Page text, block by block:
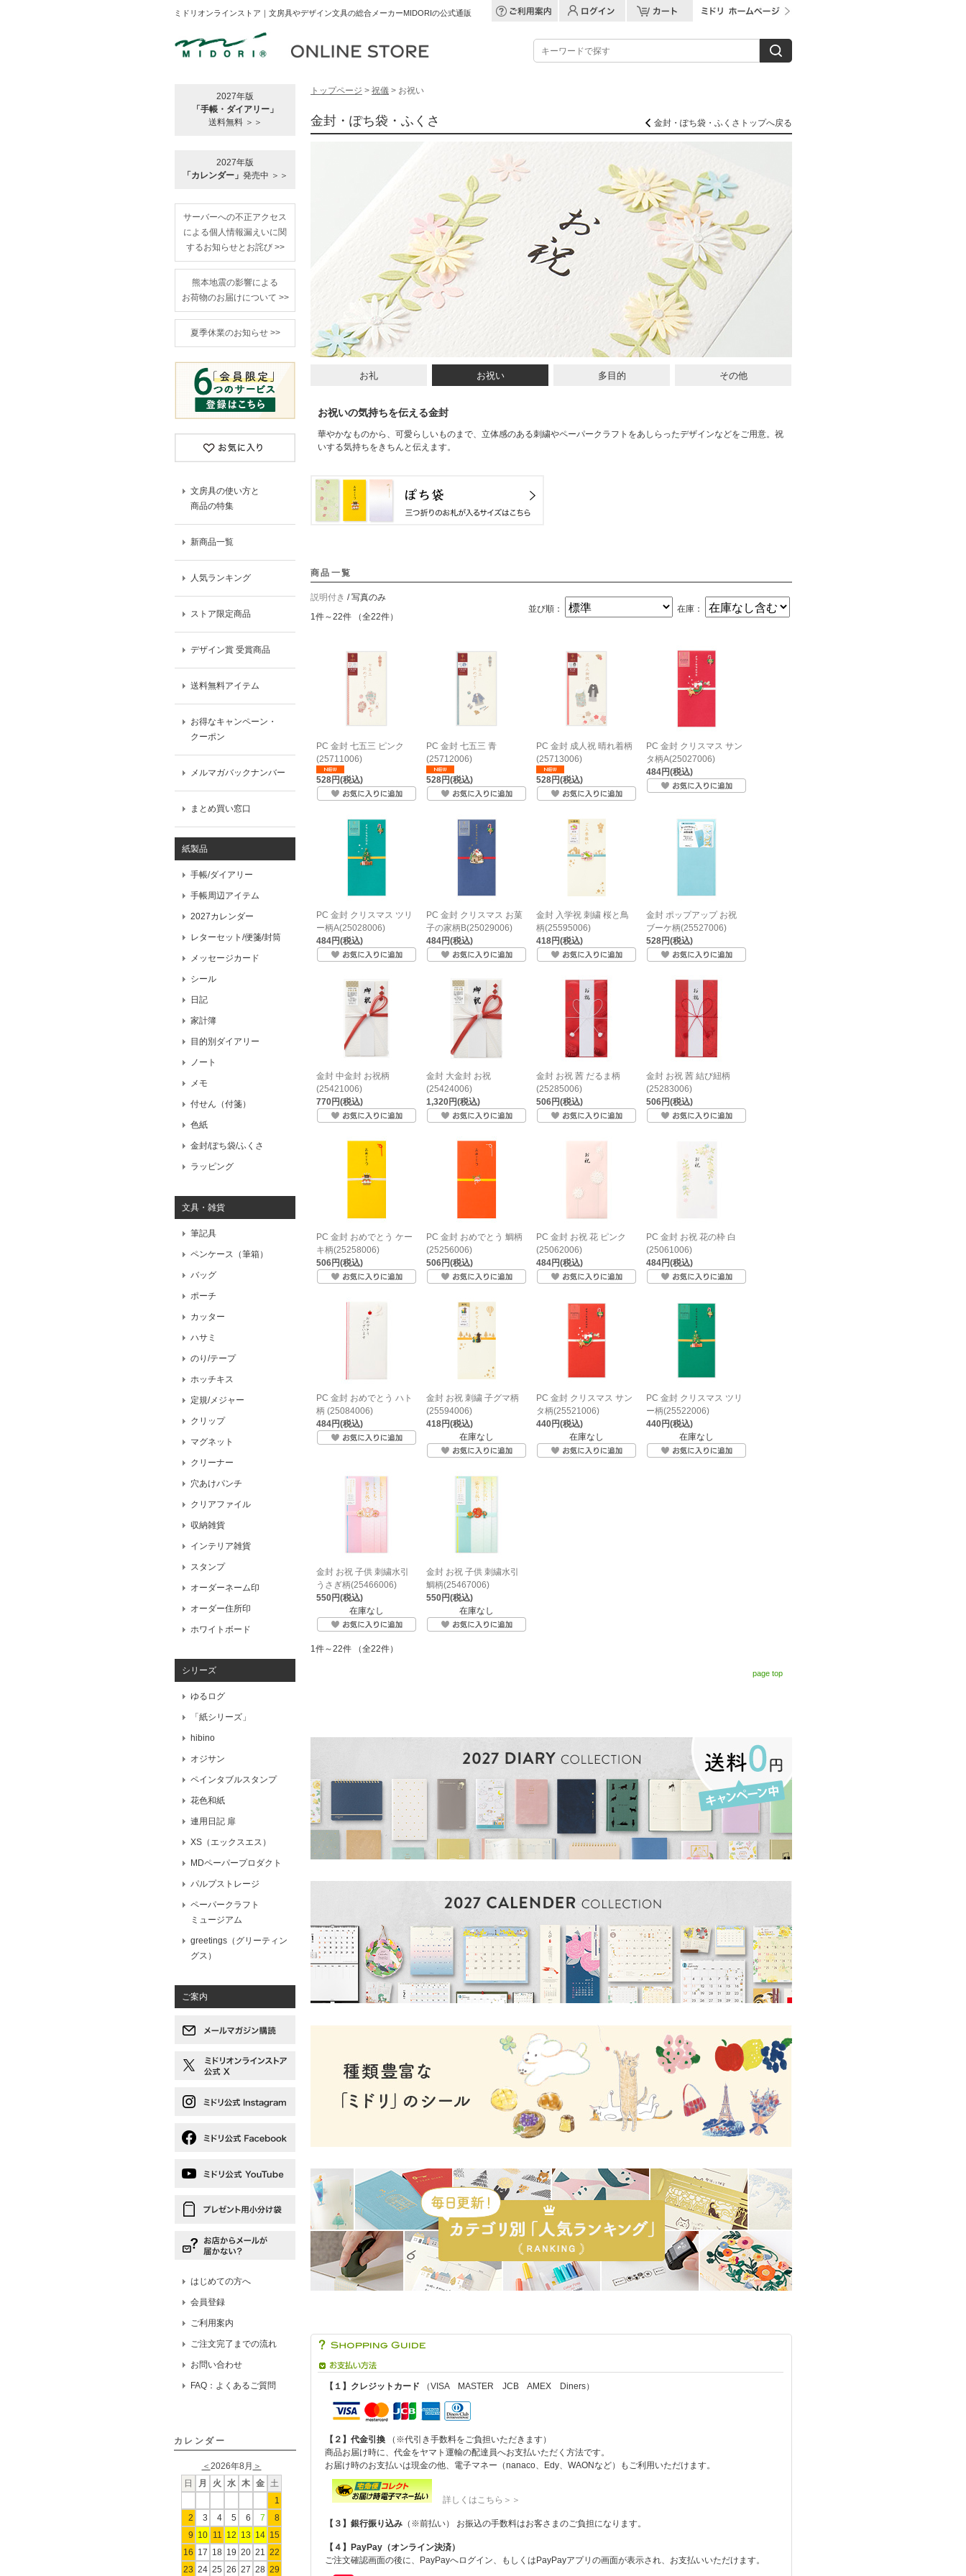
ミドリオンラインストア｜文房具やデザイン文具の総合メーカーMIDORIの公式通販
2027年版
「手帳・ダイアリー」
送料無料 ＞＞
2027年版
「カレンダー」 発売中 ＞＞
サーバーへの不正アクセス
による個人情報漏えいに関
するお知らせとお詫び >>
熊本地震の影響による
お荷物のお届けについて >>
夏季休業のお知らせ >>
文房具の使い方と
商品の特集
新商品一覧
人気ランキング
ストア限定商品
デザイン賞 受賞商品
送料無料アイテム
お得なキャンペーン・
クーポン
メルマガバックナンバー
まとめ買い窓口
紙製品
手帳/ダイアリー
手帳周辺アイテム
2027カレンダー
レターセット/便箋/封筒
メッセージカード
シール
日記
家計簿
目的別ダイアリー
ノート
メモ
付せん（付箋）
色紙
金封/ぽち袋/ふくさ
ラッピング
文具・雑貨
筆記具
ペンケース（筆箱）
バッグ
ポーチ
カッター
ハサミ
のり/テープ
ホッチキス
定規/メジャー
クリップ
マグネット
クリーナー
穴あけパンチ
クリアファイル
収納雑貨
インテリア雑貨
スタンプ
オーダーネーム印
オーダー住所印
ホワイトボード
シリーズ
ゆるログ
「紙シリーズ」
hibino
オジサン
ペインタブルスタンプ
花色和紙
連用日記 扉
XS（エックスエス）
MDペーパープロダクト
パルプストレージ
ペーパークラフト
ミュージアム
greetings（グリーティン
グス）
ご案内
はじめての方へ
会員登録
ご利用案内
ご注文完了までの流れ
お問い合わせ
FAQ：よくあるご質問
カレンダー
＜ 2026年8月 ＞
日
月 火 水 木 金
土
1
2
3 4 5 6 7
8
9 10 11 12 13 14 15
16 17 18 19 20 21
22
23 24 25 26 27 28 29
トップページ > 祝儀 > お祝い
金封・ぽち袋・ふくさ 金封・ぽち袋・ふくさトップへ戻る
お礼 お祝い 多目的 その他
お祝いの気持ちを伝える金封
華やかなものから、可愛らしいものまで、立体感のある刺繍やペーパークラフトをあしらったデザインなどをご用意。祝
いする気持ちをきちんと伝えます。
商品一覧
在庫：
並び順：
説明付き / 写真のみ
1件～22件 （全22件）
PC 金封 七五三 ピンク
(25711006)
528円(税込)
PC 金封 七五三 青
(25712006)
528円(税込)
PC 金封 成人祝 晴れ着柄
(25713006)
528円(税込)
PC 金封 クリスマス サン
タ柄A(25027006)
484円(税込)
PC 金封 クリスマス ツリ
ー柄A(25028006)
484円(税込)
PC 金封 クリスマス お菓
子の家柄B(25029006)
484円(税込)
金封 入学祝 刺繍 桜と鳥
柄(25595006)
418円(税込)
金封 ポップアップ お祝
ブーケ柄(25527006)
528円(税込)
金封 中金封 お祝柄
(25421006)
770円(税込)
金封 大金封 お祝
(25424006)
1,320円(税込)
金封 お祝 茜 だるま柄
(25285006)
506円(税込)
金封 お祝 茜 結び紐柄
(25283006)
506円(税込)
PC 金封 おめでとう ケー
キ柄(25258006)
506円(税込)
PC 金封 おめでとう 鯛柄
(25256006)
506円(税込)
PC 金封 お祝 花 ピンク
(25062006)
484円(税込)
PC 金封 お祝 花の枠 白
(25061006)
484円(税込)
PC 金封 おめでとう ハト
柄 (25084006)
484円(税込)
金封 お祝 刺繍 子グマ柄
(25594006)
418円(税込)
在庫なし
PC 金封 クリスマス サン
タ柄(25521006)
440円(税込)
在庫なし
PC 金封 クリスマス ツリ
ー柄(25522006)
440円(税込)
在庫なし
金封 お祝 子供 刺繍水引
うさぎ柄(25466006)
550円(税込)
在庫なし
金封 お祝 子供 刺繍水引
鯛柄(25467006)
550円(税込)
在庫なし
1件～22件 （全22件）
page top
【１】クレジットカード （VISA MASTER JCB AMEX Diners）
【２】代金引換 （※代引き手数料をご負担いただきます）
商品お届け時に、代金をヤマト運輸の配達員へお支払いただく方法です。
お届け時のお支払いは現金の他、電子マネー（nanaco、Edy、WAONなど）もご利用いただけます。
詳しくはこちら＞＞
【３】銀行振り込み （※前払い） お振込の手数料はお客さまのご負担になります。
【４】PayPay（オンライン決済）
ご注文確認画面の後に、PayPayへログイン、もしくはPayPayアプリの画面が表示され、お支払いいただけます。